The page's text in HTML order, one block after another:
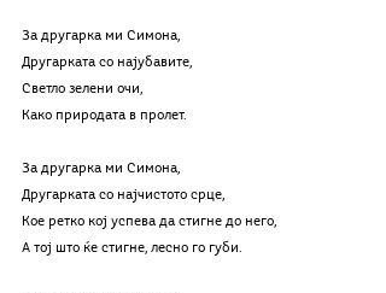
За другарка ми Симона,
Другарката со најубавите,
Светло зелени очи,
Како природата в пролет.
За другарка ми Симона,
Другарката со најчистото срце,
Кое ретко кој успева да стигне до него,
А тој што ќе стигне, лесно го губи.